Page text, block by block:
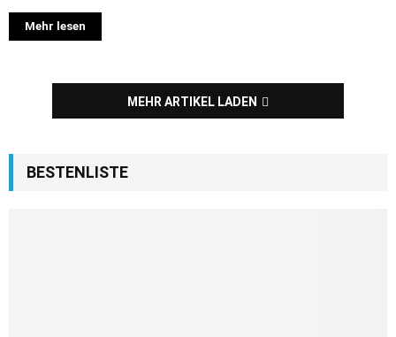
Mehr lesen
MEHR ARTIKEL LADEN
BESTENLISTE